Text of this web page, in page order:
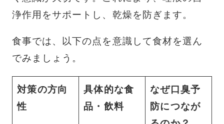
浄作用をサポートし、乾燥を防ぎます。
食事では、以下の点を意識して食材を選ん
でみましょう。
対策の方向
性
具体的な食
品・飲料
なぜ口臭予
防につなが